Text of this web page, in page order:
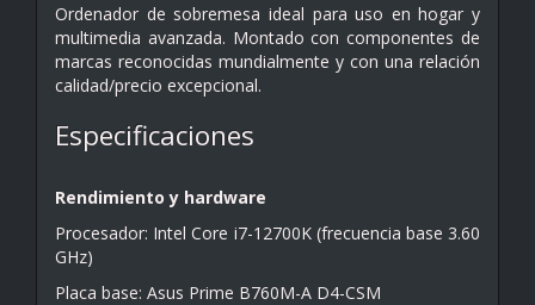
Ordenador de sobremesa ideal para uso en hogar y
multimedia avanzada. Montado con componentes de
marcas reconocidas mundialmente y con una relación
calidad/precio excepcional.
Especificaciones
Rendimiento y hardware
Procesador: Intel Core i7-12700K (frecuencia base 3.60
GHz)
Placa base: Asus Prime B760M-A D4-CSM